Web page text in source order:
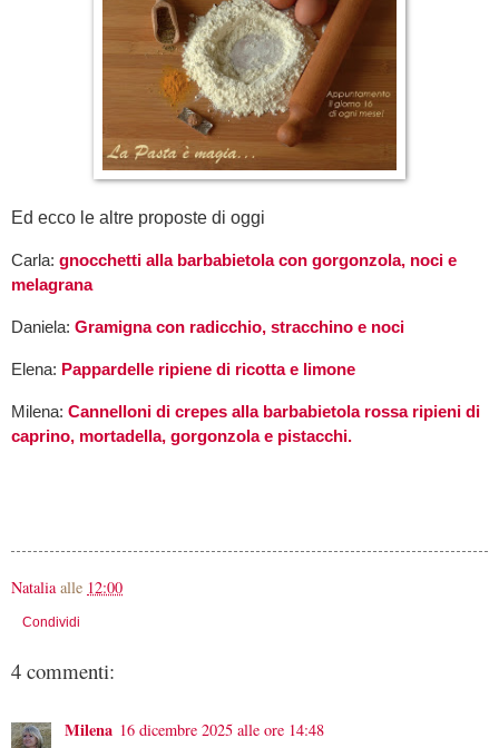
Ed ecco le altre proposte di oggi
Carla: gnocchetti alla barbabietola con gorgonzola, noci e
melagrana
Daniela: Gramigna con radicchio, stracchino e noci
Elena: Pappardelle ripiene di ricotta e limone
Milena: Cannelloni di crepes alla barbabietola rossa ripieni di
caprino, mortadella, gorgonzola e pistacchi.
Natalia alle 12:00
Condividi
4 commenti:
Milena 16 dicembre 2025 alle ore 14:48